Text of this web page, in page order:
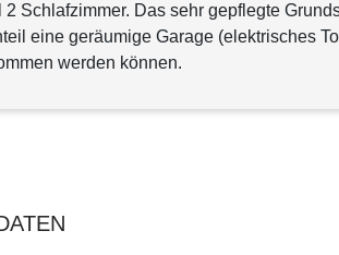
2 Schlafzimmer. Das sehr gepflegte
eine geräumige Garage (elektrisches
werden können.